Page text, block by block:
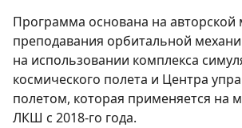
Программа основана на авторской
преподавания орбитальной
на использовании комплекса
космического полета и Центра
полетом, которая применяется на
ЛКШ с 2018-го года.